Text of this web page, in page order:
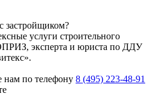
застройщиком?
услуги строительного
эксперта и юриста по ДДУ
нам по телефону 8 (495) 223-48-91